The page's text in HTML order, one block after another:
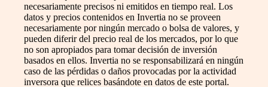
necesariamente precisos ni emitidos en tiempo real. Los
datos y precios contenidos en Invertia no se proveen
necesariamente por ningún mercado o bolsa de valores, y
pueden diferir del precio real de los mercados, por lo que
no son apropiados para tomar decisión de inversión
basados en ellos. Invertia no se responsabilizará en ningún
caso de las pérdidas o daños provocadas por la actividad
inversora que relices basándote en datos de este portal.